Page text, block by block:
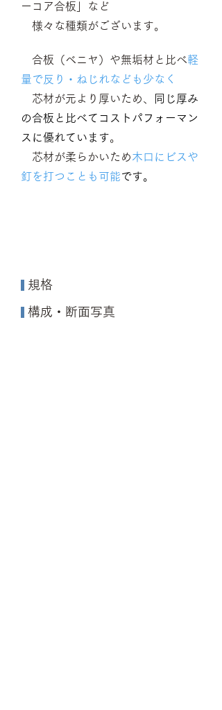
ーコア合板」など
様々な種類がございます。
合板（ベニヤ）や無垢材と比べ軽
量で反り・ねじれなども少なく
芯材が元より厚いため、
同じ厚み
の合板と比べてコストパフォーマン
スに優れています。
芯材が柔らかいため木口にビスや
釘を打つことも可能です。
規格
構成・断面写真